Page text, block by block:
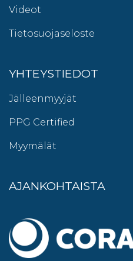
Videot
Tietosuojaseloste
YHTEYSTIEDOT
Jälleenmyyjät
PPG Certified
Myymälät
AJANKOHTAISTA